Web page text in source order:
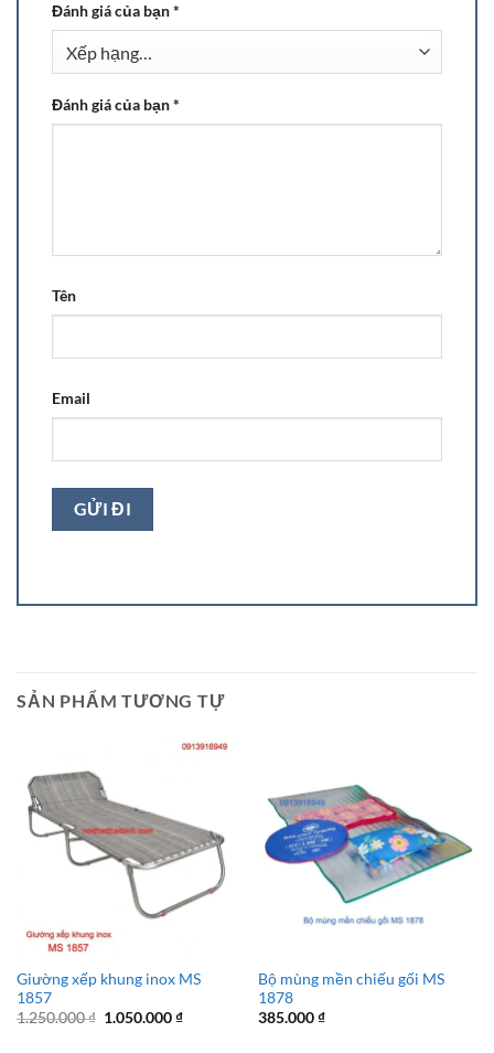
Đánh giá của bạn*
Đánh giá của bạn*
Tên
Email
SẢN PHẨM TƯƠNG TỰ
Giường xếp khung inox MS
1857
1.250.000₫ Giá
1.050.000₫Giá
Bộ mùng mền chiếu gối MS
1878
385.000₫